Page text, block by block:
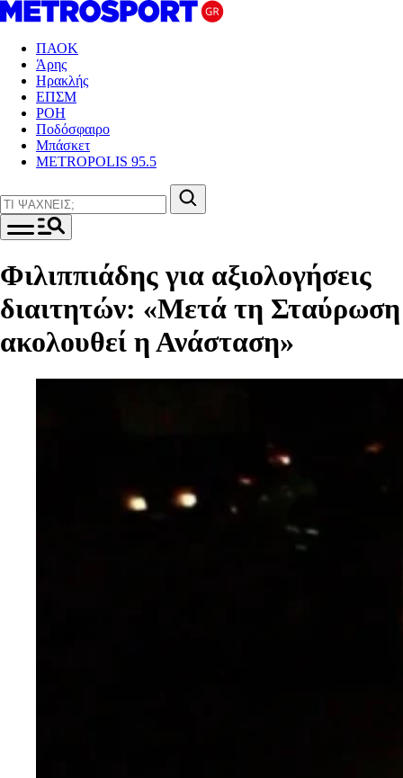
ΠΑΟΚ
Άρης
Ηρακλής
ΕΠΣΜ
ΡΟΗ
Ποδόσφαιρο
Μπάσκετ
METROPOLIS 95.5
Φιλιππιάδης για αξιολογήσεις
διαιτητών: «Μετά τη Σταύρωση
ακολουθεί η Ανάσταση»